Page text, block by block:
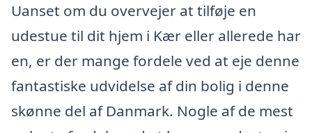
Uanset om du overvejer at tilføje en
udestue til dit hjem i Kær eller allerede har
en, er der mange fordele ved at eje denne
fantastiske udvidelse af din bolig i denne
skønne del af Danmark. Nogle af de mest